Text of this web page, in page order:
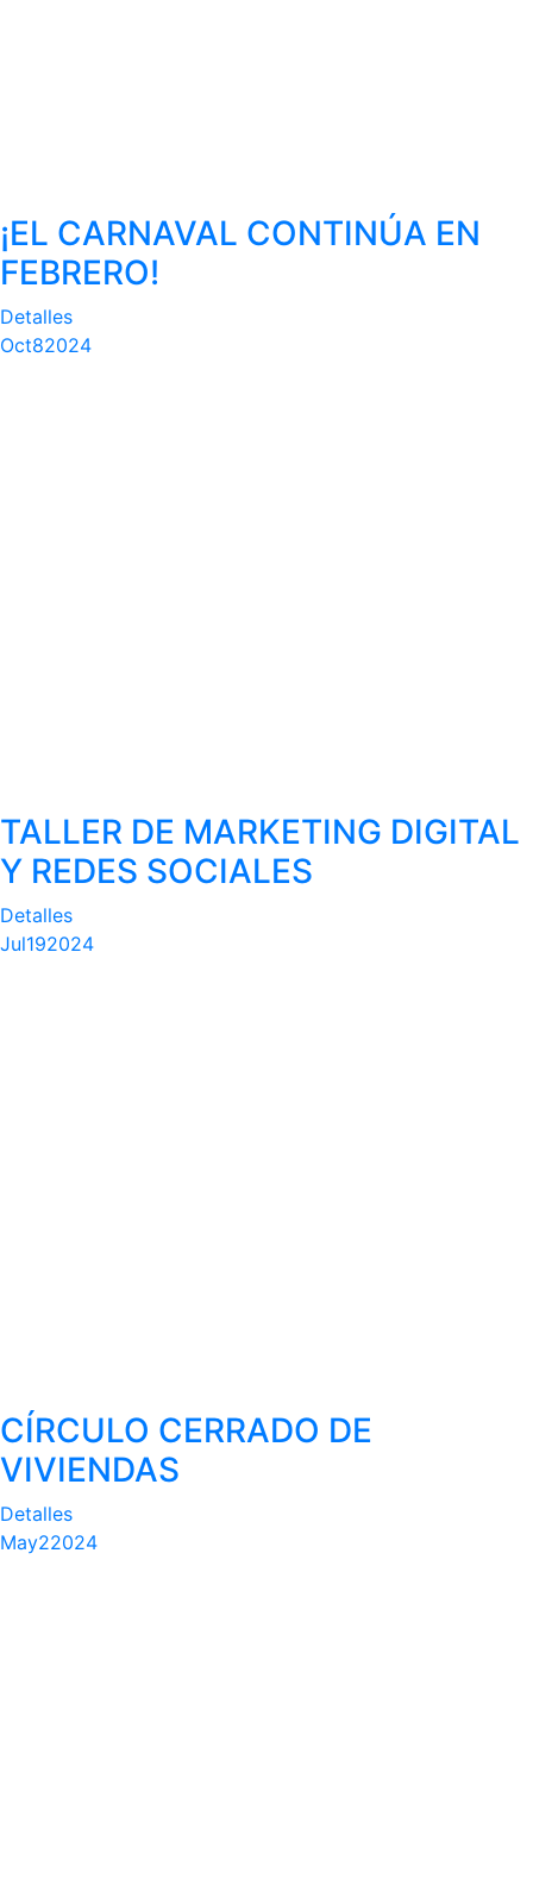
¡EL CARNAVAL CONTINÚA EN
FEBRERO!
Detalles
Oct82024
TALLER DE MARKETING DIGITAL
Y REDES SOCIALES
Detalles
Jul192024
CÍRCULO CERRADO DE
VIVIENDAS
Detalles
May22024